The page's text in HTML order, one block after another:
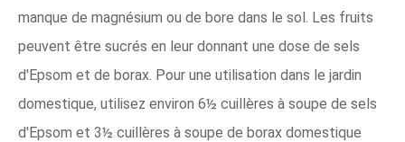
manque de magnésium ou de bore dans le sol. Les fruits
peuvent être sucrés en leur donnant une dose de sels
d'Epsom et de borax. Pour une utilisation dans le jardin
domestique, utilisez environ 6½ cuillères à soupe de sels
d'Epsom et 3½ cuillères à soupe de borax domestique